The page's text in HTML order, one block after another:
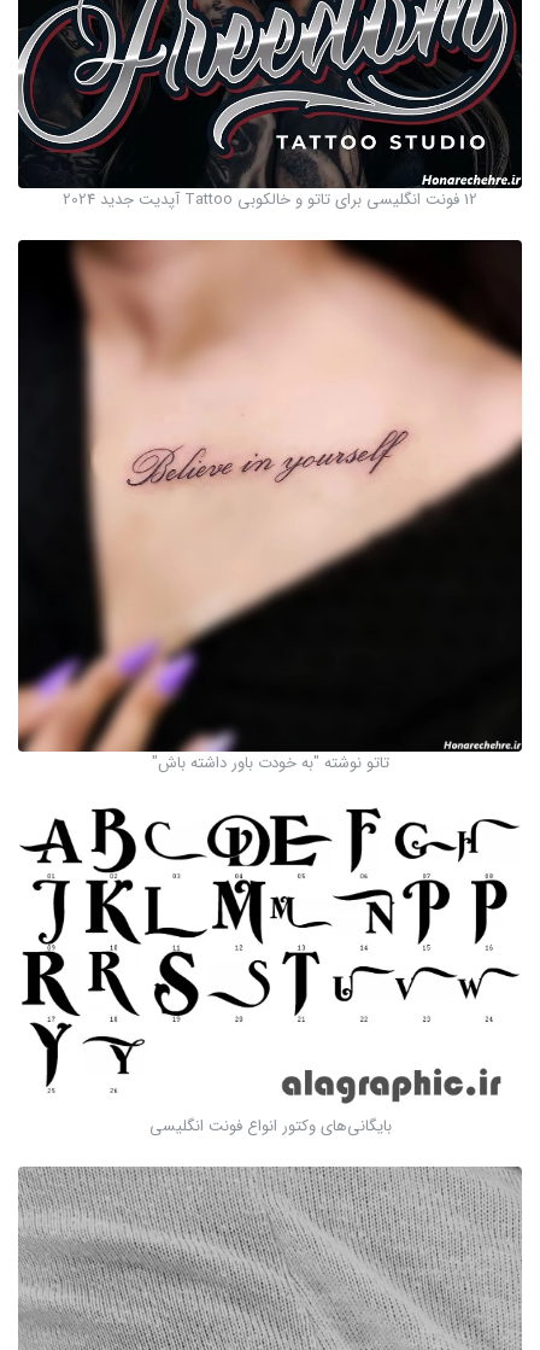
12 فونت انگلیسی برای تاتو و خالکوبی Tattoo آپدیت جدید 2024
تاتو نوشته "به خودت باور داشته باش"
بایگانی‌های وکتور انواع فونت انگلیسی